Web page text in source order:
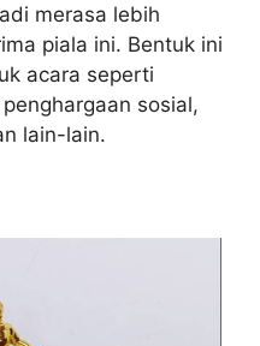
merasa lebih
piala ini. Bentuk ini
acara seperti
sosial,
lain-lain.